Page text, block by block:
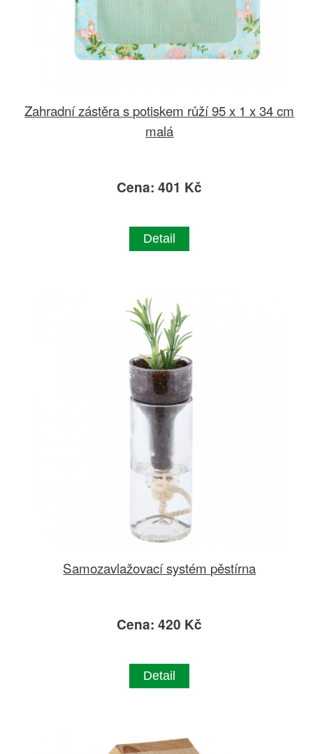
Zahradní zástěra s potiskem růží 95 x 1 x 34 cm
malá
Cena: 401 Kč
Detail
Samozavlažovací systém pěstírna
Cena: 420 Kč
Detail